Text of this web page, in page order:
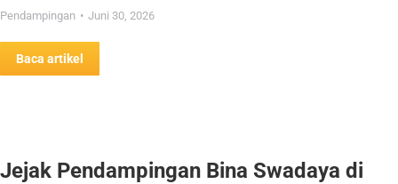
Pendampingan Juni 30, 2026
Baca artikel
Jejak Pendampingan Bina Swadaya di